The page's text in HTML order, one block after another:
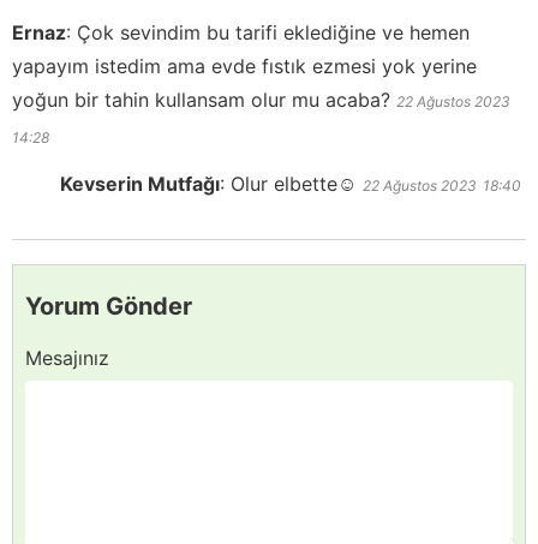
Ernaz: Çok sevindim bu tarifi eklediğine ve hemen
yapayım istedim ama evde fıstık ezmesi yok yerine
yoğun bir tahin kullansam olur mu acaba? 22 Ağustos 2023
14:28
Kevserin Mutfağı: Olur elbette☺️ 22 Ağustos 2023 18:40
Yorum Gönder
Mesajınız